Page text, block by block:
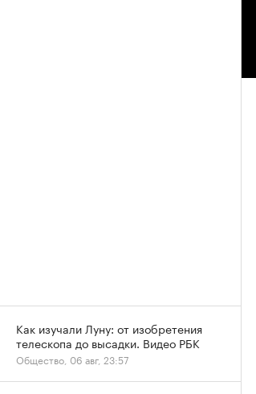
Как изучали Луну: от изобретения
телескопа до высадки. Видео РБК
Общество, 06 авг, 23:57